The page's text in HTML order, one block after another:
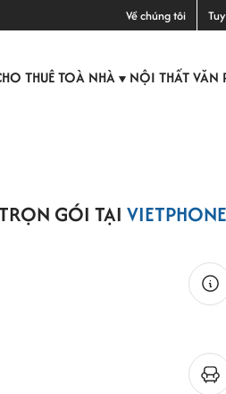
Về chúng tôi
THUÊ TOÀ NHÀ ▼ NỘI THẤT VĂN
GÓI TẠI